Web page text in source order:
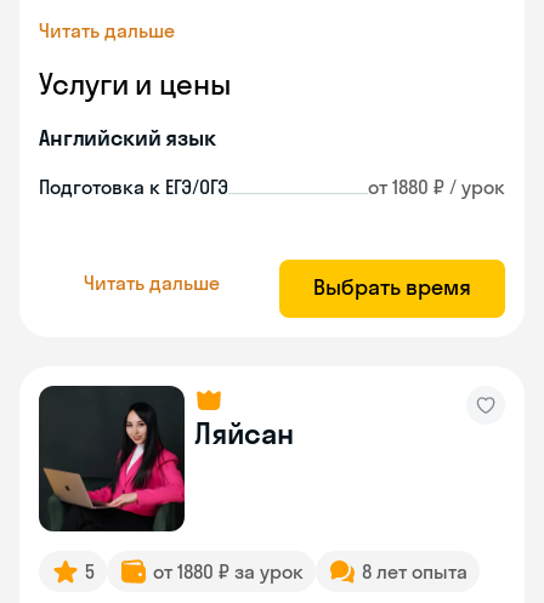
Читать дальше
Услуги и цены
Английский язык
Подготовка к ЕГЭ/ОГЭ от 1880 ₽ / урок
Читать дальше Выбрать время
Ляйсан
5 от 1880 ₽ за урок 8 лет опыта